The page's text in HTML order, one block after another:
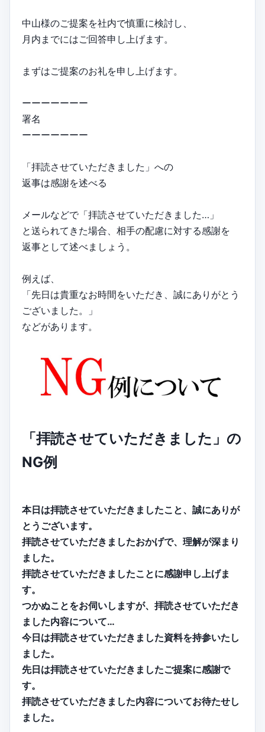
中山様のご提案を社内で慎重に検討し、
月内までにはご回答申し上げます。
まずはご提案のお礼を申し上げます。
ーーーーーーー
署名
ーーーーーーー
「拝読させていただきました」への
返事は感謝を述べる
メールなどで「拝読させていただきました…」
と送られてきた場合、相手の配慮に対する感謝を
返事として述べましょう。
例えば、
「先日は貴重なお時間をいただき、誠にありがとう
ございました。」
などがあります。
「拝読させていただきました」の
NG例
本日は拝読させていただきましたこと、誠にありが
とうございます。
拝読させていただきましたおかげで、理解が深まり
ました。
拝読させていただきましたことに感謝申し上げま
す。
つかぬことをお伺いしますが、拝読させていただき
ました内容について…
今日は拝読させていただきました資料を持参いたし
ました。
先日は拝読させていただきましたご提案に感謝で
す。
拝読させていただきました内容についてお待たせし
ました。